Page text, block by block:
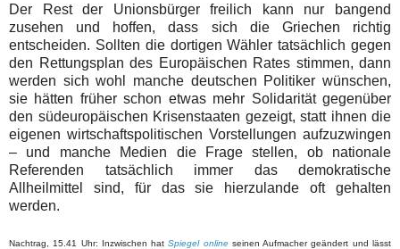
Der Rest der Unionsbürger freilich kann nur bangend
zusehen und hoffen, dass sich die Griechen richtig
entscheiden. Sollten die dortigen Wähler tatsächlich gegen
den Rettungsplan des Europäischen Rates stimmen, dann
werden sich wohl manche deutschen Politiker wünschen,
sie hätten früher schon etwas mehr Solidarität gegenüber
den südeuropäischen Krisenstaaten gezeigt, statt ihnen die
eigenen wirtschaftspolitischen Vorstellungen aufzuzwingen
– und manche Medien die Frage stellen, ob nationale
Referenden tatsächlich immer das demokratische
Allheilmittel sind, für das sie hierzulande oft gehalten
werden.
Nachtrag, 15.41 Uhr: Inzwischen hatSpiegel onlineseinen Aufmacher geändert und lässt